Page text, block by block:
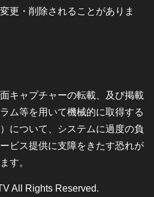
更・削除されることがありま
キャプチャーの転載、及び掲載
ム等を用いて機械的に取得する
について、システムに過度の負
ビス提供に支障をきたす恐れが
す。
All Rights Reserved.